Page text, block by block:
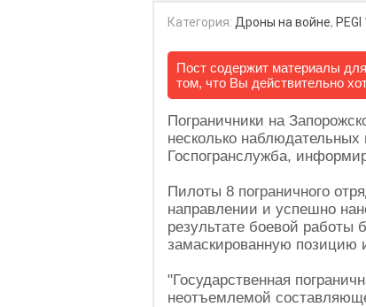
Категория: Дроны на войне, PEGI
Пост содержит материалы
том, что Вы действительно
Пограничники на
несколько
Госпогранслужба,
Пилоты 8 пограничного
направлении и успешно
результате боевой работы
замаскированную позицию
"Государственная
неотъемлемой